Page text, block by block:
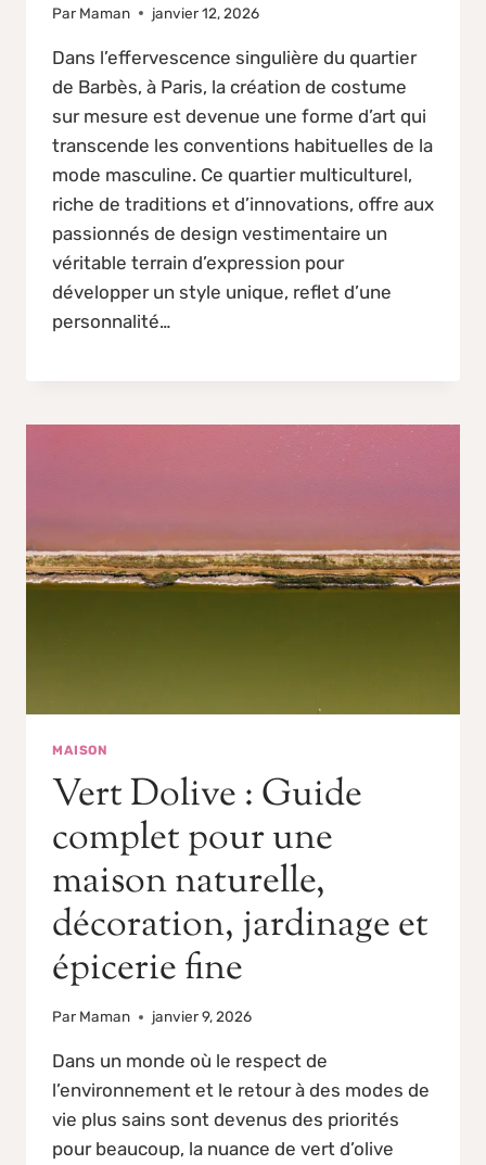
Par Maman janvier 12, 2026
Dans l’effervescence singulière du quartier
de Barbès, à Paris, la création de costume
sur mesure est devenue une forme d’art qui
transcende les conventions habituelles de la
mode masculine. Ce quartier multiculturel,
riche de traditions et d’innovations, offre aux
passionnés de design vestimentaire un
véritable terrain d’expression pour
développer un style unique, reflet d’une
personnalité…
MAISON
Vert Dolive : Guide
complet pour une
maison naturelle,
décoration, jardinage et
épicerie fine
Par Maman janvier 9, 2026
Dans un monde où le respect de
l’environnement et le retour à des modes de
vie plus sains sont devenus des priorités
pour beaucoup, la nuance de vert d’olive